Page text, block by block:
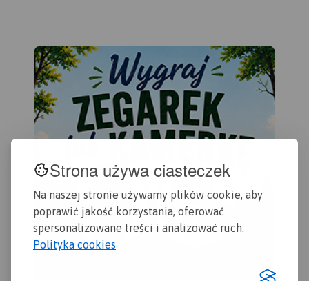
Strona używa ciasteczek
Na naszej stronie używamy plików cookie, aby
poprawić jakość korzystania, oferować
spersonalizowane treści i analizować ruch.
Polityka cookies
konnych, nordic walking i
konnych, łącznie z
kilometrażem.